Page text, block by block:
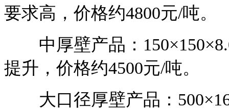
要求高，价格约4800元/吨。
中厚壁产品：
提升，价格约4500元/吨。
大口径厚壁产品：